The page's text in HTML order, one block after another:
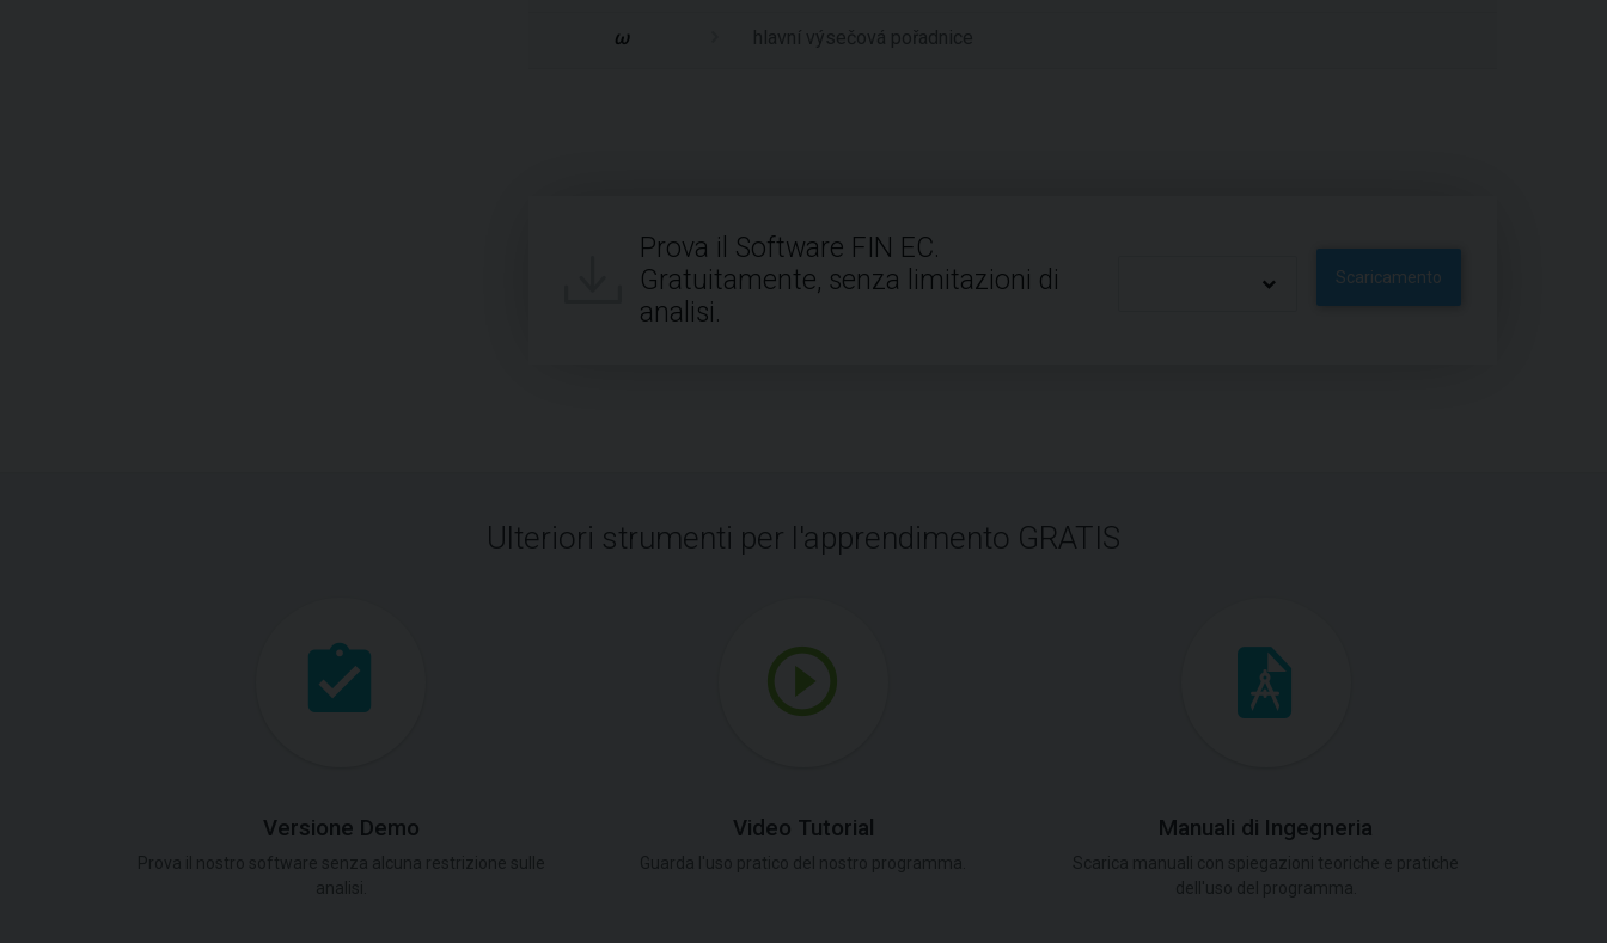
ω hlavní výsečová pořadnice
Prova il Software FIN EC.
Gratuitamente, senza limitazioni di
analisi.
Scaricamento
Ulteriori strumenti per l'apprendimento GRATIS
Versione Demo Video Tutorial Manuali di Ingegneria